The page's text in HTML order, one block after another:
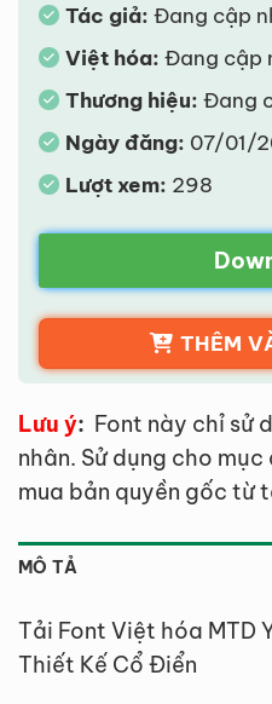
Tác giả: Đang cập
Việt hóa: Đang cập
Thương hiệu: Đang
Ngày đăng: 07/01/
Lượt xem: 298
THÊM
Lưu ý: Font này chỉ sử
nhân. Sử dụng cho
mua bản quyền gốc từ
MÔ TẢ
Tải Font Việt hóa MTD
Thiết Kế Cổ Điển